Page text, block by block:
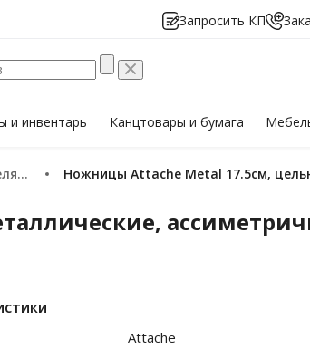
Запросить КП
и инвентарь Канцтовары и бумага
Ножницы Attache Metal 17.5см,
Attache